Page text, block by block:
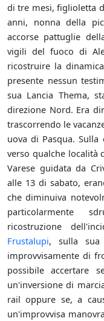
di tre mesi, figlioletta
anni, nonna della
accorse pattuglie
vigili del fuoco di
ricostruire la
presente nessun
sua Lancia Thema,
direzione Nord. Era
trascorrendo le
uova di Pasqua.
verso qualche località
Varese guidata da
alle 13 di sabato,
che diminuiva
particolarmente
ricostruzione
Frustalupi, sulla sua
improvvisamente di
possibile accertare
un'inversione di
rail oppure se, a
un'improvvisa